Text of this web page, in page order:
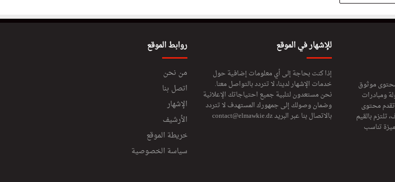
محتوى موثوق
ومبادرات
تقدم محتوى
تلتزم بالقيم
تناسب
للإشهار في الموقع
إذا كنت بحاجة إلى أي معلومات إضافية حول
خدمات الإشهار لدينا، لا تتردد بالتواصل معنا.
نحن مستعدون لتلبية جميع احتياجاتك الإعلانية
وضمان وصولك إلى جمهورك المستهدف لا تتردد
بالاتصال بنا عبر البريدcontact@elmawkie.dz
روابط الموقع
من نحن
اتصل بنا
الإشهار
الأرشيف
خريطة الموقع
سياسة الخصوصية